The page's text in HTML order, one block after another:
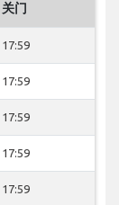
关门
17:59
17:59
17:59
17:59
17:59